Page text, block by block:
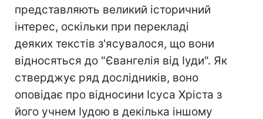
представляють великий історичний
інтерес, оскільки при перекладі
деяких текстів з'ясувалося, що вони
відносяться до "Євангелія від Іуди". Як
стверджує ряд дослідників, воно
оповідає про відносини Ісуса Хріста з
його учнем Іудою в декілька іншому